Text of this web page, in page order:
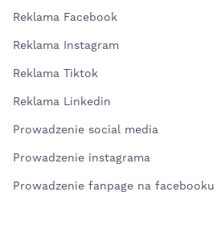
Reklama Facebook
Reklama Instagram
Reklama Tiktok
Reklama Linkedin
Prowadzenie social media
Prowadzenie instagrama
Prowadzenie fanpage na facebooku